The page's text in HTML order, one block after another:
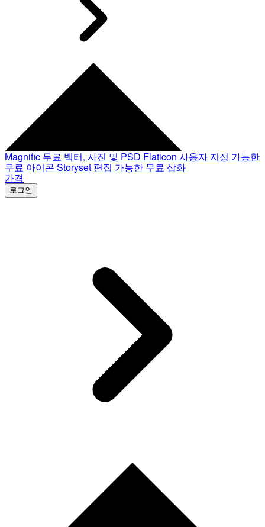
Magnific 무료 벡터, 사진 및 PSD Flaticon 사용자 지정 가능한
무료 아이콘 Storyset 편집 가능한 무료 삽화
가격
로그인